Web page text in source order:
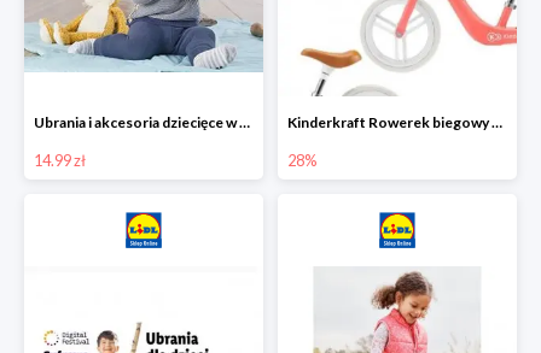
Ubrania i akcesoria dziecięce w Lidlu Online od 14,99 zł
14.99 zł
Kinderkraft Rowerek biegowy Fly
28%